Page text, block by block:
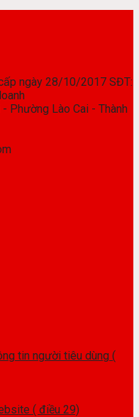
ngày 28/10/2017 SĐT:
Phường Lào Cai - Thành
tin người tiêu dùng (
( điều 29)